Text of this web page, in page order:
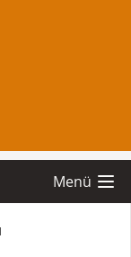
Menü